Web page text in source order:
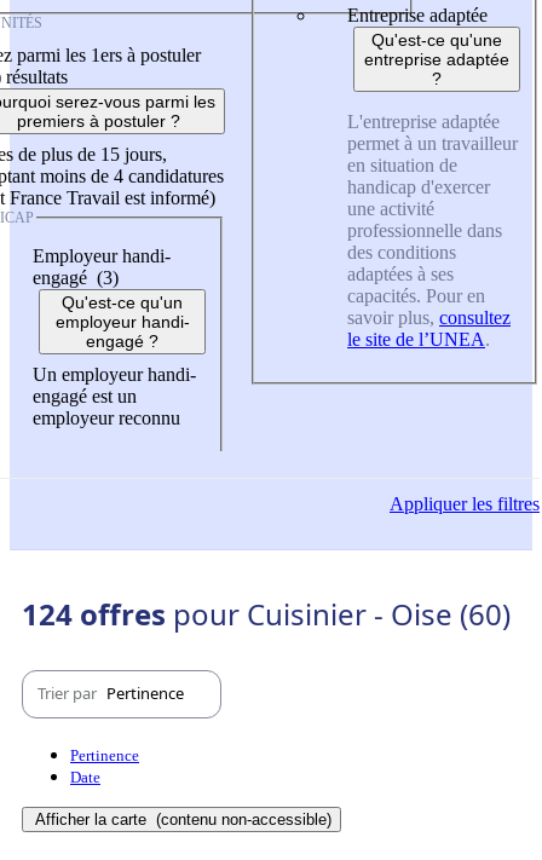
parmi les 1ers à postuler
résultats
serez-vous parmi les
premiers à postuler ?
de plus de 15 jours,
moins de 4 candidatures
France Travail est informé)
Employeur handi-
engagé (3)
Qu'est-ce qu'un
employeur handi-
engagé ?
Un employeur handi-
engagé est un
employeur reconnu
Entreprise adaptée
Qu'est-ce qu'une
entreprise adaptée
?
L'entreprise adaptée
permet à un travailleur
en situation de
handicap d'exercer
une activité
professionnelle dans
des conditions
adaptées à ses
capacités. Pour en
savoir plus, consultez
le site de l’UNEA.
Appliquerles filtres
124 offres pour Cuisinier - Oise (60)
Trier par Pertinence
Pertinence
Date
Afficher la carte (contenu non-accessible)